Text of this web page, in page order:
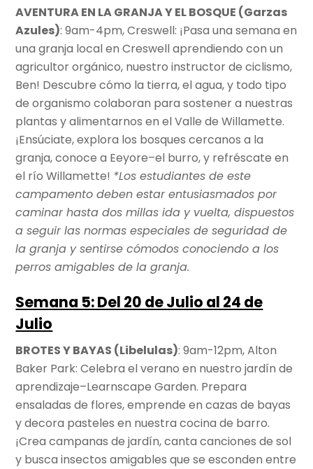
AVENTURA EN LA GRANJA Y EL BOSQUE (Garzas
Azules): 9am-4pm, Creswell: ¡Pasa una semana en
una granja local en Creswell aprendiendo con un
agricultor orgánico, nuestro instructor de ciclismo,
Ben! Descubre cómo la tierra, el agua, y todo tipo
de organismo colaboran para sostener a nuestras
plantas y alimentarnos en el Valle de Willamette.
¡Ensúciate, explora los bosques cercanos a la
granja, conoce a Eeyore–el burro, y refréscate en
el río Willamette! *Los estudiantes de este
campamento deben estar entusiasmados por
caminar hasta dos millas ida y vuelta, dispuestos
a seguir las normas especiales de seguridad de
la granja y sentirse cómodos conociendo a los
perros amigables de la granja.
Semana 5: Del 20 de Julio al 24 de
Julio
BROTES Y BAYAS (Libelulas): 9am-12pm, Alton
Baker Park: Celebra el verano en nuestro jardín de
aprendizaje–Learnscape Garden. Prepara
ensaladas de flores, emprende en cazas de bayas
y decora pasteles en nuestra cocina de barro.
¡Crea campanas de jardín, canta canciones de sol
y busca insectos amigables que se esconden entre